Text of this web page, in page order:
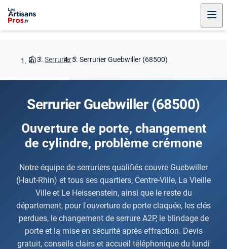
Serrurier Serrurier Guebwiller (68500)
Serrurier Guebwiller (68500)
Ouverture de porte, changement
de cylindre, problème crémone
Notre équipe de serruriers qualifiés couvre Guebwiller
(Haut-Rhin) et tous ses quartiers, Centre-Ville, La Vieille
Ville et Le Heissenstein, ainsi que le reste du
département, pour l'ouverture de porte claquée, les clés
perdues, le changement de serrure A2P, le blindage de
porte et la mise en sécurité après effraction. Devis
gratuit, conseils clairs et accueil téléphonique du lundi